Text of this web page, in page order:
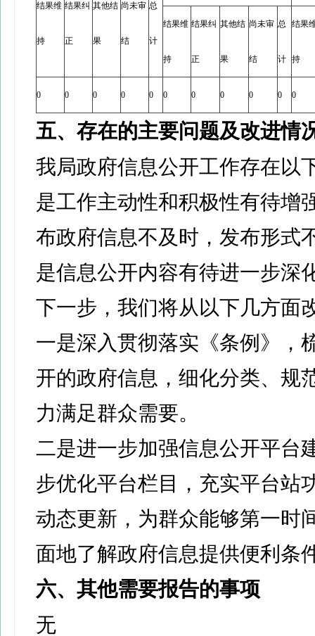
结果维
持
结果纠
正
其他结
果
尚未审
结
总
计
结果维
持
结果纠
正
其他结
果
尚未审
结
总
计
结果
持
0 0 0 0 0 0 0 0 0 0 0
五、存在的主要问题及改进情
我局政府信息公开工作存在以
是工作主动性和积极性有待增
布政府信息不及时，发布形式
是信息公开内容有待进一步深
下一步，我们将从以下几方面
一是深入贯彻落实《条例》，
开的政府信息，细化分类、规
力满足群众需要。
二是进一步加强信息公开平台
步优化平台栏目，充实平台站
动态更新，为群众能够第一时
面地了解政府信息提供便利条
六、其他需要报告的事项
无